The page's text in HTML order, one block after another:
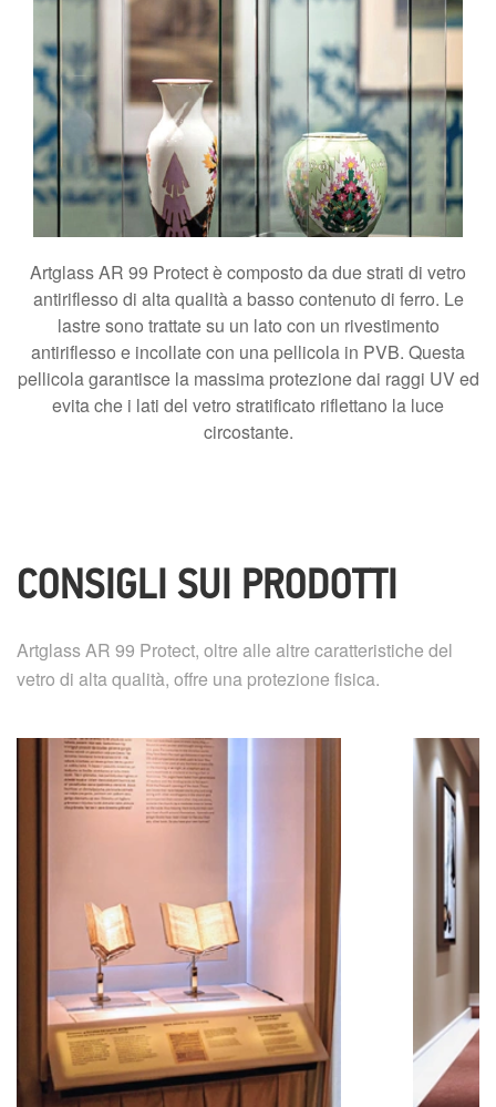
Artglass AR 99 Protect è composto da due strati di vetro
antiriflesso di alta qualità a basso contenuto di ferro. Le
lastre sono trattate su un lato con un rivestimento
antiriflesso e incollate con una pellicola in PVB. Questa
pellicola garantisce la massima protezione dai raggi UV ed
evita che i lati del vetro stratificato riflettano la luce
circostante.
CONSIGLI SUI PRODOTTI
Artglass AR 99 Protect, oltre alle altre caratteristiche del
vetro di alta qualità, offre una protezione fisica.